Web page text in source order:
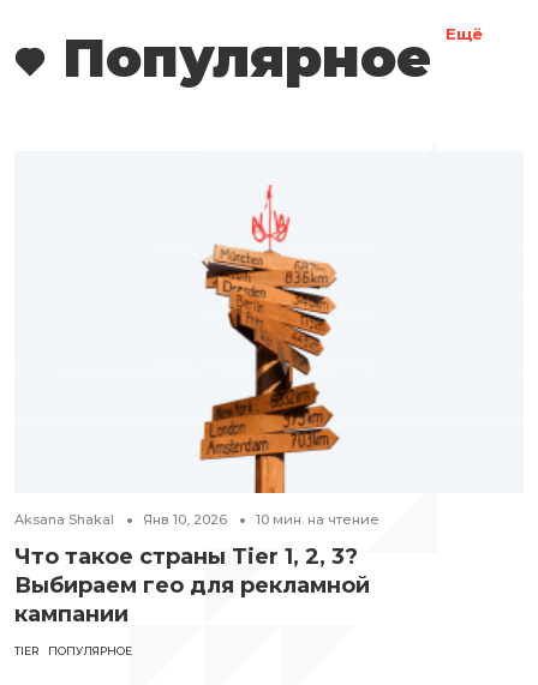
Популярное Ещё
Aksana Shakal Янв 10, 2026 10 мин. на чтение
Что такое страны Tier 1, 2, 3?
Выбираем гео для рекламной
кампании
TIER ПОПУЛЯРНОЕ